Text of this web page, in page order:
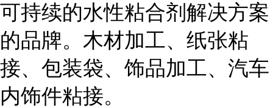
可持续的水性粘合剂解决方案
的品牌。木材加工、纸张粘
接、包装袋、饰品加工、汽车
内饰件粘接。